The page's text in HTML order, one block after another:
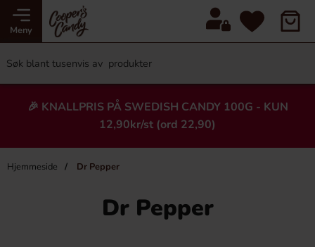
Meny
🎉 KNALLPRIS PÅ SWEDISH CANDY 100G - KUN
12,90kr/st (ord 22,90)
Hjemmeside Dr Pepper
Dr Pepper